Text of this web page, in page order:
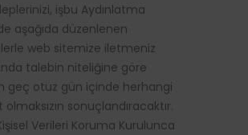
işbu Aydınlatma
aşağıda düzenlenen
web sitemize iletmeniz
talebin niteliğine göre
geç otuz gün içinde herhangi
sonuçlandıracaktır.
Verileri Koruma Kurulunca